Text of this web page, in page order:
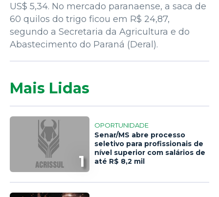
US$ 5,34. No mercado paranaense, a saca de
60 quilos do trigo ficou em R$ 24,87,
segundo a Secretaria da Agricultura e do
Abastecimento do Paraná (Deral).
Mais Lidas
1
OPORTUNIDADE
Senar/MS abre processo
seletivo para profissionais de
nível superior com salários de
até R$ 8,2 mil